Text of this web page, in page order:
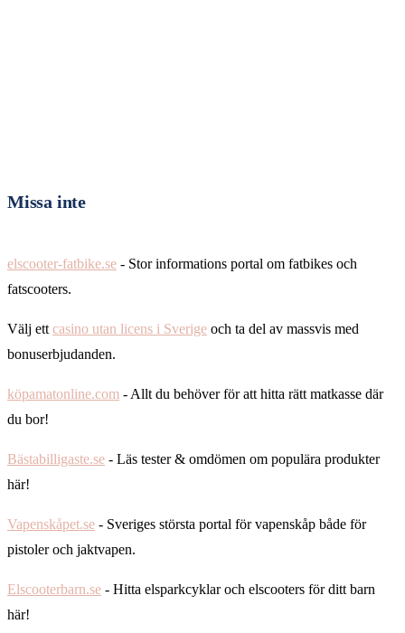
Missa inte
elscooter-fatbike.se - Stor informations portal om fatbikes och
fatscooters.
Välj ett casino utan licens i Sverige och ta del av massvis med
bonuserbjudanden.
köpamatonline.com - Allt du behöver för att hitta rätt matkasse där
du bor!
Bästabilligaste.se - Läs tester & omdömen om populära produkter
här!
Vapenskåpet.se - Sveriges största portal för vapenskåp både för
pistoler och jaktvapen.
Elscooterbarn.se - Hitta elsparkcyklar och elscooters för ditt barn
här!